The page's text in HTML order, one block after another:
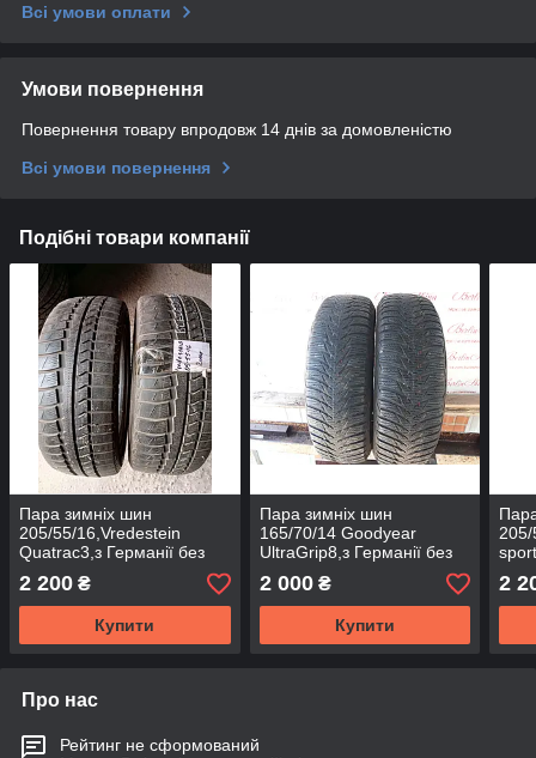
Всі умови оплати
Умови повернення
Повернення товару впродовж 14 днів за домовленістю
Всі умови повернення
Подібні товари компанії
Пара зимніх шин
205/55/16,Vredestein
Quatrac3,з Германії без
пробігу по Україні
2 200 ₴
Купити
Пара зимніх шин
165/70/14 Goodyear
UltraGrip8,з Германії без
пробігу по Україні
2 000₴
Купити
205/
2
Про нас
Рейтинг не сформований